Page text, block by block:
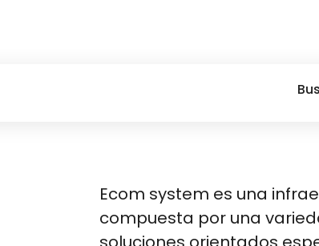
Ecom system es una
compuesta por una